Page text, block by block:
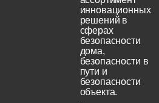
инновационных
решений в
сферах
безопасности
дома,
безопасности в
пути и
безопасности
объекта.